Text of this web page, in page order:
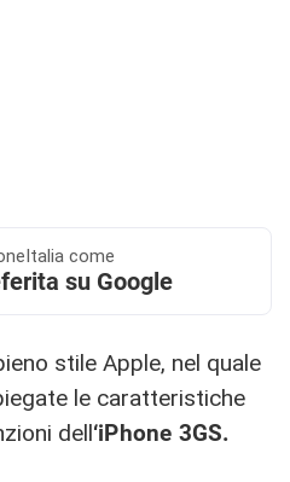
come
su Google
stile Apple, nel quale
le caratteristiche
dell‘iPhone 3GS.